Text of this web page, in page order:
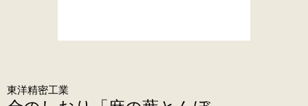
東洋精密工業